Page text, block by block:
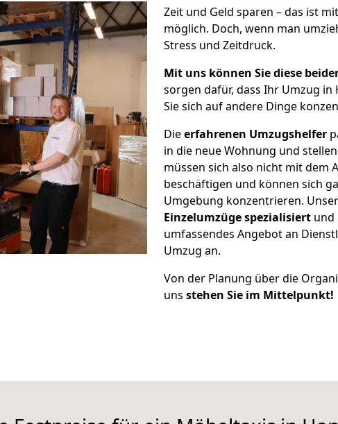
Zeit und Geld sparen – das ist
möglich. Doch, wenn man
Stress und Zeitdruck.
Mit uns können Sie diese
sorgen dafür, dass Ihr Umzug
Sie sich auf andere Dinge
Dieerfahrenen Umzugshelfer
in die neue Wohnung und
müssen sich also nicht mit dem
beschäftigen und können sich
Umgebung konzentrieren.
Einzelumzüge spezialisiert und
umfassendes Angebot an
Umzug an.
Von der Planung über die
uns stehen Sie im Mittelpunkt!